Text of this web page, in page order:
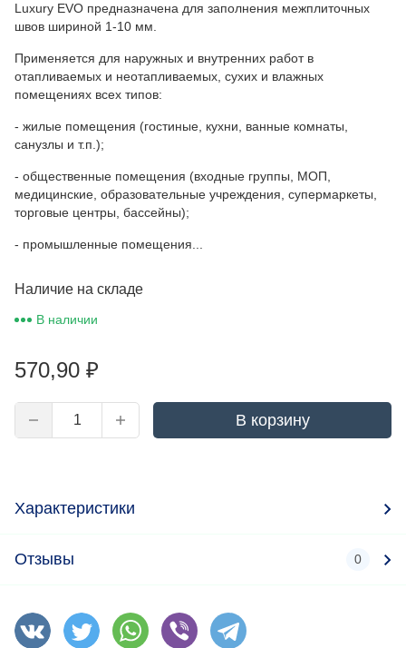
Luxury EVO предназначена для заполнения межплиточных
швов шириной 1-10 мм.
Применяется для наружных и внутренних работ в
отапливаемых и неотапливаемых, сухих и влажных
помещениях всех типов:
- жилые помещения (гостиные, кухни, ванные комнаты,
санузлы и т.п.);
- общественные помещения (входные группы, МОП,
медицинские, образовательные учреждения, супермаркеты,
торговые центры, бассейны);
- промышленные помещения...
Наличие на складе
В наличии
570,90 ₽
В корзину
Характеристики
Отзывы 0